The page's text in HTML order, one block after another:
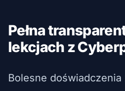
Pełna
lekcjach z
Bolesne